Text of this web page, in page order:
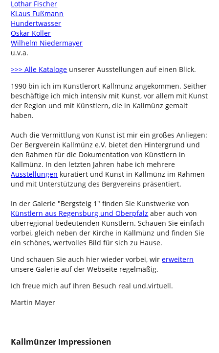
Lothar Fischer
KLaus Fußmann
Hundertwasser
Oskar Koller
Wilhelm Niedermayer
u.v.a.
>>> Alle Kataloge unserer Ausstellungen auf einen Blick.
1990 bin ich im Künstlerort Kallmünz angekommen. Seither
beschäftige ich mich intensiv mit Kunst, vor allem mit Kunst
der Region und mit Künstlern, die in Kallmünz gemalt
haben.
Auch die Vermittlung von Kunst ist mir ein großes Anliegen:
Der Bergverein Kallmünz e.V. bietet den Hintergrund und
den Rahmen für die Dokumentation von Künstlern in
Kallmünz. In den letzten Jahren habe ich mehrere
Ausstellungen kuratiert und Kunst in Kallmünz im Rahmen
und mit Unterstützung des Bergvereins präsentiert.
In der Galerie "Bergsteig 1" finden Sie Kunstwerke von
Künstlern aus Regensburg und Oberpfalz aber auch von
überregional bedeutenden Künstlern. Schauen Sie einfach
vorbei, gleich neben der Kirche in Kallmünz und finden Sie
ein schönes, wertvolles Bild für sich zu Hause.
Und schauen Sie auch hier wieder vorbei, wirerweitern
unsere Galerie auf der Webseite regelmäßig.
Ich freue mich auf Ihren Besuch real und.virtuell.
Martin Mayer
Kallmünzer Impressionen